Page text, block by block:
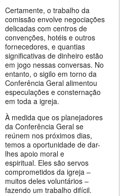
Certamente, o trabalho da
comissão envolve negociações
delicadas com centros de
convenções, hotéis e outros
fornecedores, e quantias
significativas de dinheiro estão
em jogo nessas conversas. No
entanto, o sigilo em torno da
Conferência Geral alimentou
especulações e consternação
em toda a igreja.
À medida que os planejadores
da Conferência Geral se
reúnem nos próximos dias,
temos a oportunidade de dar-
lhes apoio moral e
espiritual. Eles são servos
comprometidos da igreja –
muitos deles voluntários –
fazendo um trabalho difícil.